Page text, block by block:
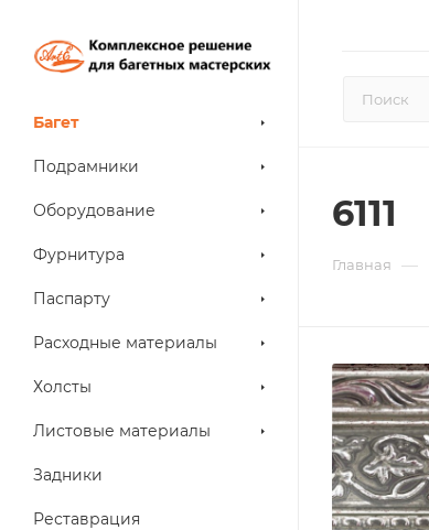
Багет
Подрамники
Оборудование
Фурнитура
Паспарту
Расходные материалы
Холсты
Листовые материалы
Задники
Реставрация
6111
Главная —